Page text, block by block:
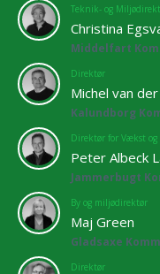
Teknik- og
Christina
Middelfart
Direktør
Michel van
Kalundborg
Direktør for Vækst
Peter Albeck
Jammerbugt
By og miljødirektør
Maj Green
Gladsaxe
Direktør